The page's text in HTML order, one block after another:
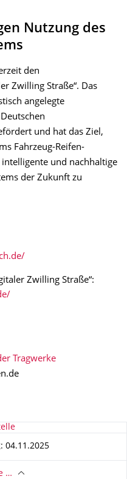
Nutzung des
den
Zwilling Straße“. Das
angelegte
und hat das Ziel,
Fahrzeug-Reifen-
und nachhaltige
der Zukunft zu
Zwilling Straße“:
Tragwerke
04.11.2025
…